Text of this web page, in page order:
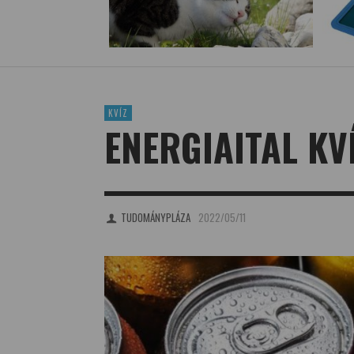
KVÍZ
ENERGIAITAL
TUDOMÁNYPLÁZA 2022/05/11